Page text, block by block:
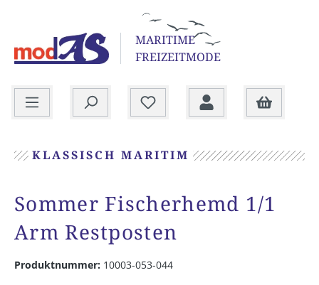
MARITIME
FREIZEITMODE
KLASSISCH MARITIM
Sommer Fischerhemd 1/1
Arm Restposten
Produktnummer: 10003-053-044